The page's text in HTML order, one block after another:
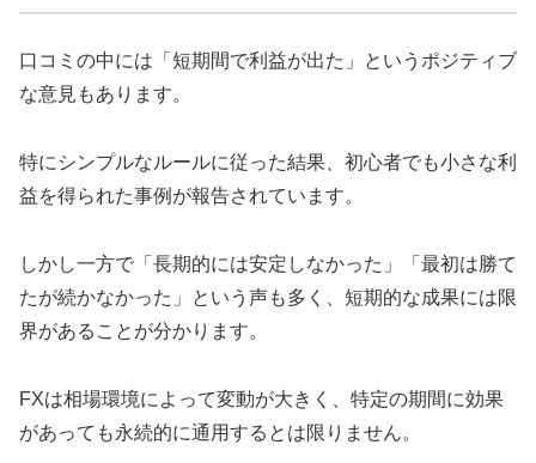
口コミの中には「短期間で利益が出た」というポジティブ
な意見もあります。
特にシンプルなルールに従った結果、初心者でも小さな利
益を得られた事例が報告されています。
しかし一方で「長期的には安定しなかった」「最初は勝て
たが続かなかった」という声も多く、短期的な成果には限
界があることが分かります。
FXは相場環境によって変動が大きく、特定の期間に効果
があっても永続的に通用するとは限りません。